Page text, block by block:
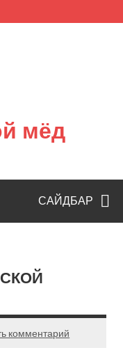
мёд
САЙДБАР
комментарий